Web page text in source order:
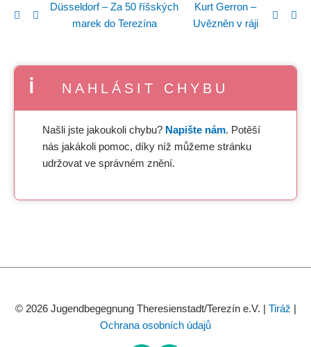
Düsseldorf – Za 50 říšských
marek do Terezína
Kurt Gerron –
Uvězněn v ráji
NAHLÁSIT CHYBU
Našli jste jakoukoli chybu? Napište nám. Potěší
nás jakákoli pomoc, díky níž můžeme stránku
udržovat ve správném znění.
© 2026 Jugendbegegnung Theresienstadt/Terezín e.V. | Tiráž |
Ochrana osobních údajů